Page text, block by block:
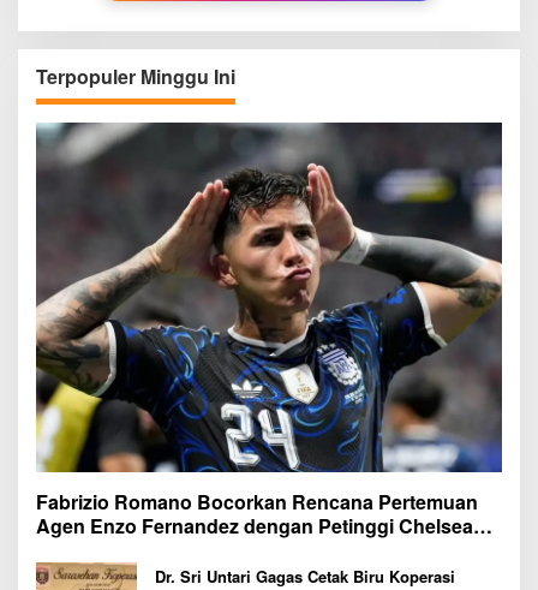
Terpopuler Minggu Ini
Fabrizio Romano Bocorkan Rencana Pertemuan
Agen Enzo Fernandez dengan Petinggi Chelsea
Dr. Sri Untari Gagas Cetak Biru Koperasi